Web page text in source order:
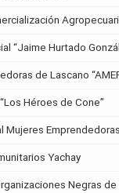
“Jaime Hurtado
de Lascano
Héroes de Cone”
Yachay
Negras de